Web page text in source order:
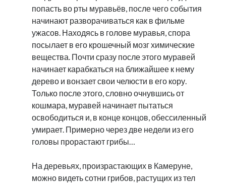
попасть во рты муравьёв, после чего события
начинают разворачиваться как в фильме
ужасов. Находясь в голове муравья, спора
посылает в его крошечный мозг химические
вещества. Почти сразу после этого муравей
начинает карабкаться на ближайшее к нему
дерево и вонзает свои челюсти в его кору.
Только после этого, словно очнувшись от
кошмара, муравей начинает пытаться
освободиться и, в конце концов, обессиленный
умирает. Примерно через две недели из его
головы прорастают грибы…
На деревьях, произрастающих в Камеруне,
можно видеть сотни грибов, растущих из тел